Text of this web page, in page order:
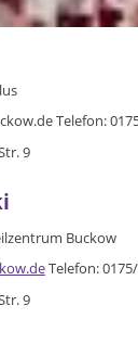
Telefon:
9
Buckow
Telefon:
9